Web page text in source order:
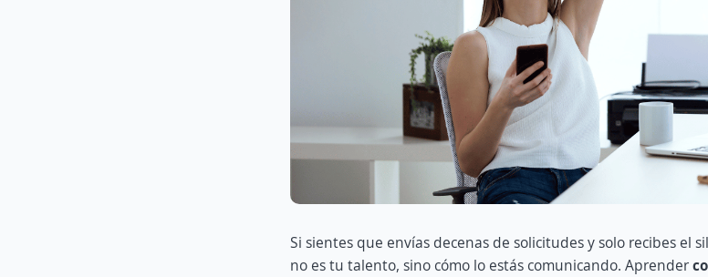
Si sientes que envías decenas de solicitudes y solo recibes el
no es tu talento, sino cómo lo estás comunicando. Aprender